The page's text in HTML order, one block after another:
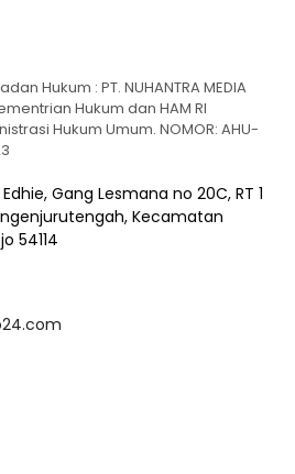
Hukum : PT. NUHANTRA MEDIA
Hukum dan HAM RI
Hukum Umum. NOMOR: AHU-
Gang Lesmana no 20C, RT 1
Kecamatan
54114